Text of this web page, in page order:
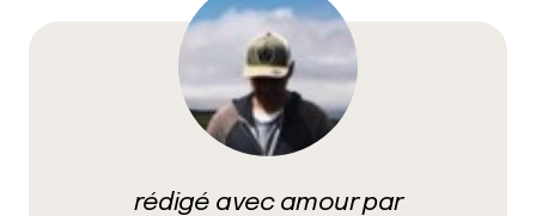
Bonne rentrée les gens !
ne boivent pas d’alcool (qui l’eut cru !)
4 septembre 2018 à 10 h 41 min
rédigé avec amour par